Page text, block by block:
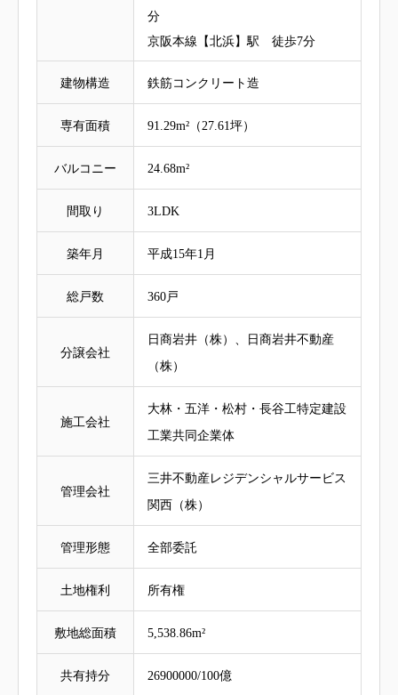
分
京阪本線【北浜】駅 徒歩7分
建物構造 鉄筋コンクリート造
専有面積 91.29m²（27.61坪）
バルコニー 24.68m²
間取り 3LDK
築年月 平成15年1月
総戸数 360戸
分譲会社
日商岩井（株）、日商岩井不動産
（株）
施工会社
大林・五洋・松村・長谷工特定建設
工業共同企業体
管理会社
三井不動産レジデンシャルサービス
関西（株）
管理形態 全部委託
土地権利 所有権
敷地総面積 5,538.86m²
共有持分 26900000/100億